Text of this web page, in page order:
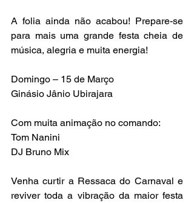
A folia ainda não acabou! Prepare-se
para mais uma grande festa cheia de
música, alegria e muita energia!
Domingo – 15 de Março
Ginásio Jânio Ubirajara
Com muita animação no comando:
Tom Nanini
DJ Bruno Mix
Venha curtir a Ressaca do Carnaval e
reviver toda a vibração da maior festa